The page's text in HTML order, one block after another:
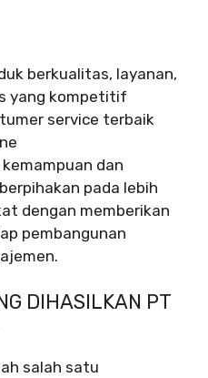
berkualitas, layanan,
yang kompetitif
service terbaik
dan
pada lebih
dengan memberikan
pembangunan
DIHASILKAN PT
salah satu